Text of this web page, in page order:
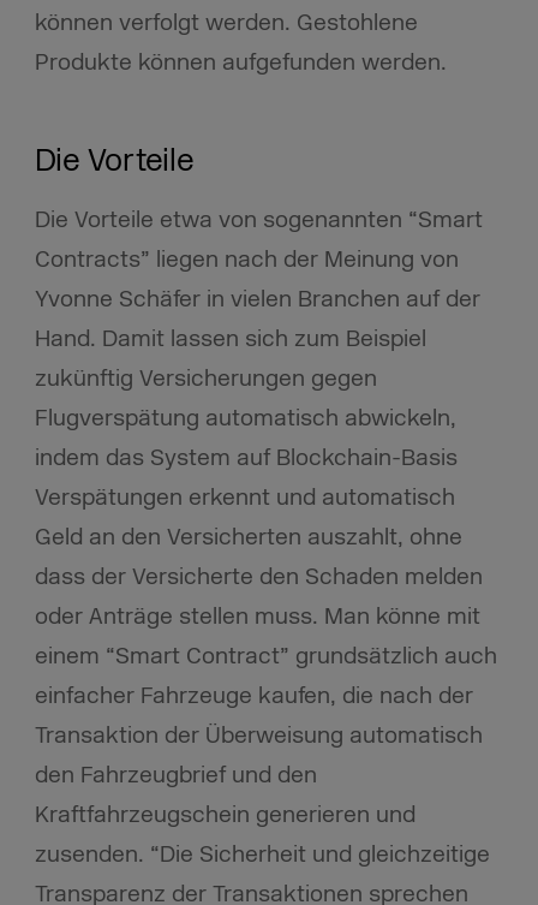
können verfolgt werden. Gestohlene
Produkte können aufgefunden werden.
Die Vorteile
Die Vorteile etwa von sogenannten “Smart
Contracts” liegen nach der Meinung von
Yvonne Schäfer in vielen Branchen auf der
Hand. Damit lassen sich zum Beispiel
zukünftig Versicherungen gegen
Flugverspätung automatisch abwickeln,
indem das System auf Blockchain-Basis
Verspätungen erkennt und automatisch
Geld an den Versicherten auszahlt, ohne
dass der Versicherte den Schaden melden
oder Anträge stellen muss. Man könne mit
einem “Smart Contract” grundsätzlich auch
einfacher Fahrzeuge kaufen, die nach der
Transaktion der Überweisung automatisch
den Fahrzeugbrief und den
Kraftfahrzeugschein generieren und
zusenden. “Die Sicherheit und gleichzeitige
Transparenz der Transaktionen sprechen